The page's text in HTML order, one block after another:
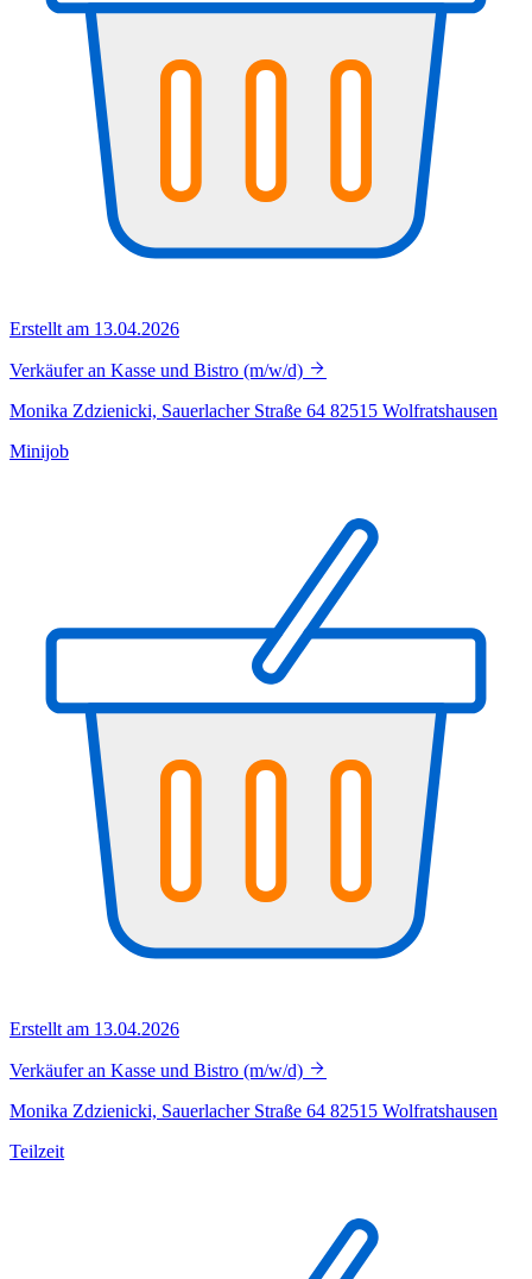
Erstellt am 13.04.2026
Verkäufer an Kasse und Bistro (m/w/d)
Monika Zdzienicki, Sauerlacher Straße 64 82515 Wolfratshausen
Minijob
Erstellt am 13.04.2026
Verkäufer an Kasse und Bistro (m/w/d)
Monika Zdzienicki, Sauerlacher Straße 64 82515 Wolfratshausen
Teilzeit